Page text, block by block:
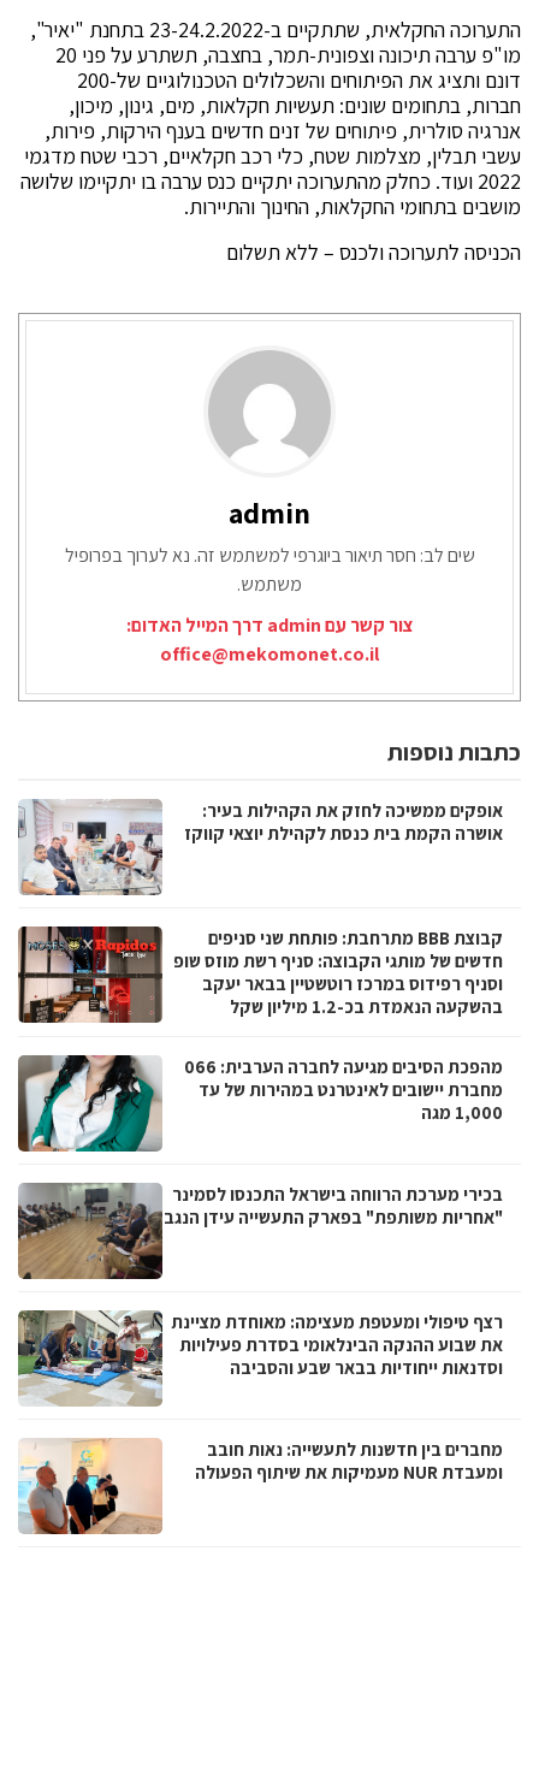
התערוכה החקלאית, שתתקיים ב-23-24.2.2022 בתחנת "יאיר",
מו"פ ערבה תיכונה וצפונית-תמר, בחצבה, תשתרע על פני 20
דונם ותציג את הפיתוחים והשכלולים הטכנולוגיים של-200
חברות, בתחומים שונים: תעשיות חקלאות, מים, גינון, מיכון,
אנרגיה סולרית, פיתוחים של זנים חדשים בענף הירקות, פירות,
עשבי תבלין, מצלמות שטח, כלי רכב חקלאיים, רכבי שטח מדגמי
2022 ועוד. כחלק מהתערוכה יתקיים כנס ערבה בו יתקיימו שלושה
מושבים בתחומי החקלאות, החינוך והתיירות.
הכניסה לתערוכה ולכנס – ללא תשלום
admin
שים לב: חסר תיאור ביוגרפי למשתמש זה. נא לערוך בפרופיל
משתמש.
צור קשר עם admin דרך המייל האדום:
office@mekomonet.co.il
כתבות נוספות
אופקים ממשיכה לחזק את הקהילות בעיר:
אושרה הקמת בית כנסת לקהילת יוצאי קווקז
קבוצת BBB מתרחבת: פותחת שני סניפים
חדשים של מותגי הקבוצה: סניף רשת מוזס שופ
וסניף רפידוס במרכז רוטשטיין בבאר יעקב
בהשקעה הנאמדת בכ-1.2 מיליון שקל
מהפכת הסיבים מגיעה לחברה הערבית: 066
מחברת יישובים לאינטרנט במהירות של עד
1,000 מגה
בכירי מערכת הרווחה בישראל התכנסו לסמינר
"אחריות משותפת" בפארק התעשייה עידן הנגב
רצף טיפולי ומעטפת מעצימה: מאוחדת מציינת
את שבוע ההנקה הבינלאומי בסדרת פעילויות
וסדנאות ייחודיות בבאר שבע והסביבה
מחברים בין חדשנות לתעשייה: נאות חובב
ומעבדת NUR מעמיקות את שיתוף הפעולה